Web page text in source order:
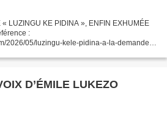
LUZINGU KE PIDINA », ENFIN EXHUMÉE
:
2026/05/luzingu-kele-pidina-a-la-demande-
D’ÉMILE LUKEZO